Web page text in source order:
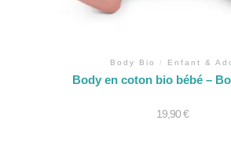
Body Bio / Enfant &
Body en coton bio bébé –
19,90€